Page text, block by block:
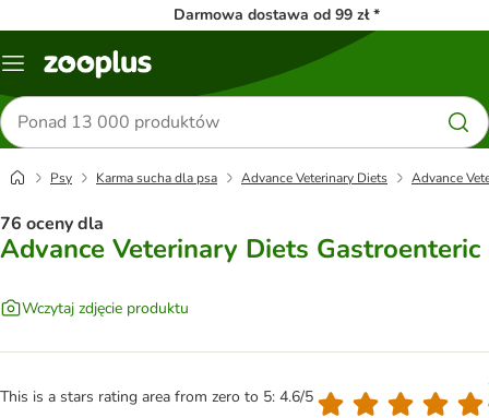
Darmowa dostawa od 99 zł *
Menu
Szukaj
produktów
Psy Karma sucha dla psa Advance Veterinary Diets Advance
76 oceny dla
Advance Veterinary Diets Gastroenteric
Wczytaj zdjęcie produktu
This is a stars rating area from zero to 5: 4.6/5